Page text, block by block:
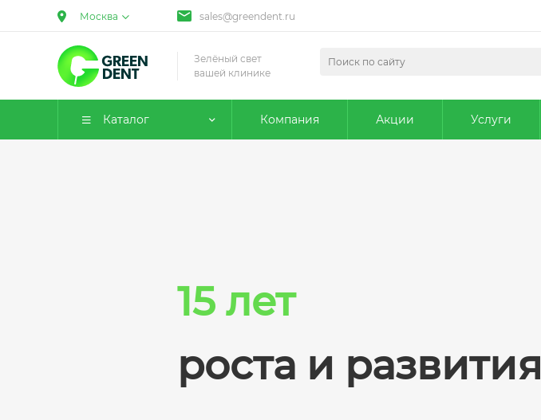
Москва sales@greendent.ru
Зелёный свет
вашей клинике
Каталог Компания Акции Услуги
15 лет
роста и развития